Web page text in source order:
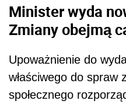
Minister wyda
Zmiany obejmą
Upoważnienie do
właściwego do spraw
społecznego